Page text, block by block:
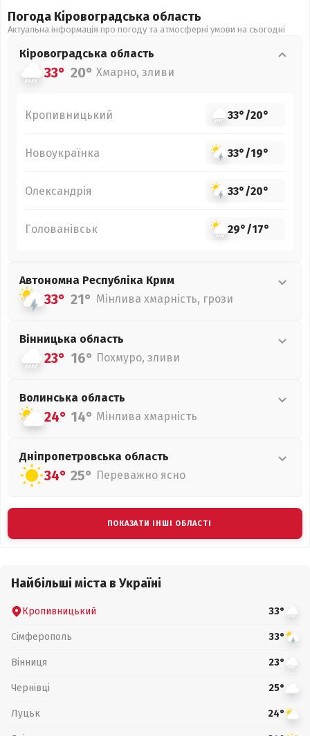
Погода Кіровоградська область
Актуальна інформація про погоду та атмосферні умови на сьогодні
Кіровоградська область
33° 20° Хмарно, зливи
Кропивницький 33°/20°
Новоукраїнка 33°/19°
Олександрія 33°/20°
Голованівськ 29°/17°
Автономна Республіка Крим
33° 21° Мінлива хмарність, грози
Вінницька область
23° 16° Похмуро, зливи
Волинська область
24° 14° Мінлива хмарність
Дніпропетровська область
34° 25° Переважно ясно
ПОКАЗАТИ ІНШІ ОБЛАСТІ
Найбільші міста в Україні
Кропивницький 33°
Сімферополь 33°
Вінниця 23°
Чернівці 25°
Луцьк 24°